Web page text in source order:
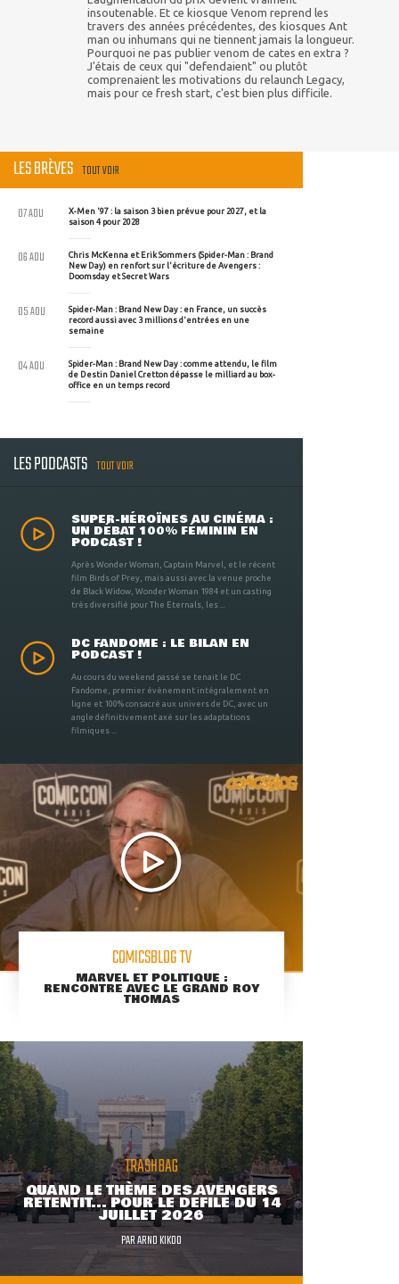
insoutenable. Et ce kiosque Venom reprend les
travers des années précédentes, des kiosques Ant
man ou inhumans qui ne tiennent jamais la longueur.
Pourquoi ne pas publier venom de cates en extra ?
J'étais de ceux qui "defendaient" ou plutôt
comprenaient les motivations du relaunch Legacy,
mais pour ce fresh start, c'est bien plus difficile.
LES BRÈVES TOUT VOIR
X-Men '97 : la saison 3 bien prévue pour 2027, et la
saison 4 pour 2028
07 AOU
Chris McKenna et Erik Sommers (Spider-Man : Brand
New Day) en renfort sur l'écriture de Avengers :
Doomsday et Secret Wars
06 AOU
Spider-Man : Brand New Day : en France, un succès
record aussi avec 3 millions d'entrées en une
semaine
05 AOU
Spider-Man : Brand New Day : comme attendu, le film
de Destin Daniel Cretton dépasse le milliard au box-
office en un temps record
04 AOU
LES PODCASTS TOUT VOIR
SUPER-HÉROÏNES AU CINÉMA :
UN DÉBAT 100% FÉMININ EN
PODCAST !
Après Wonder Woman, Captain Marvel, et le récent
film Birds of Prey, mais aussi avec la venue proche
de Black Widow, Wonder Woman 1984 et un casting
très diversifié pour The Eternals, les ...
DC FANDOME : LE BILAN EN
PODCAST !
Au cours du weekend passé se tenait le DC
Fandome, premier évènement intégralement en
ligne et 100% consacré aux univers de DC, avec un
angle définitivement axé sur les adaptations
filmiques ...
COMICSBLOG TV
MARVEL ET POLITIQUE :
RENCONTRE AVEC LE GRAND ROY
THOMAS
TRASHBAG
QUAND LE THÈME DES AVENGERS
RETENTIT... POUR LE DÉFILÉ DU 14
JUILLET 2026
PARARNO KIKOO